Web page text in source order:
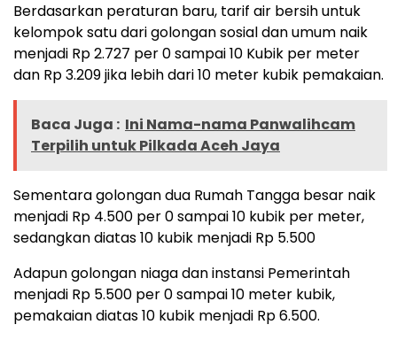
Berdasarkan peraturan baru, tarif air bersih untuk
kelompok satu dari golongan sosial dan umum naik
menjadi Rp 2.727 per 0 sampai 10 Kubik per meter
dan Rp 3.209 jika lebih dari 10 meter kubik pemakaian.
Baca Juga : Ini Nama-nama Panwalihcam
Terpilih untuk Pilkada Aceh Jaya
Sementara golongan dua Rumah Tangga besar naik
menjadi Rp 4.500 per 0 sampai 10 kubik per meter,
sedangkan diatas 10 kubik menjadi Rp 5.500
Adapun golongan niaga dan instansi Pemerintah
menjadi Rp 5.500 per 0 sampai 10 meter kubik,
pemakaian diatas 10 kubik menjadi Rp 6.500.